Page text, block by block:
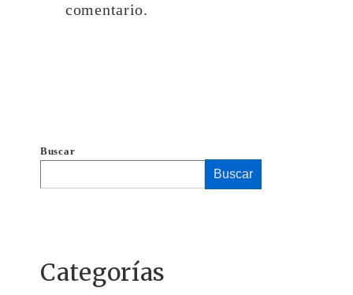
comentario.
Buscar
Buscar
Categorías